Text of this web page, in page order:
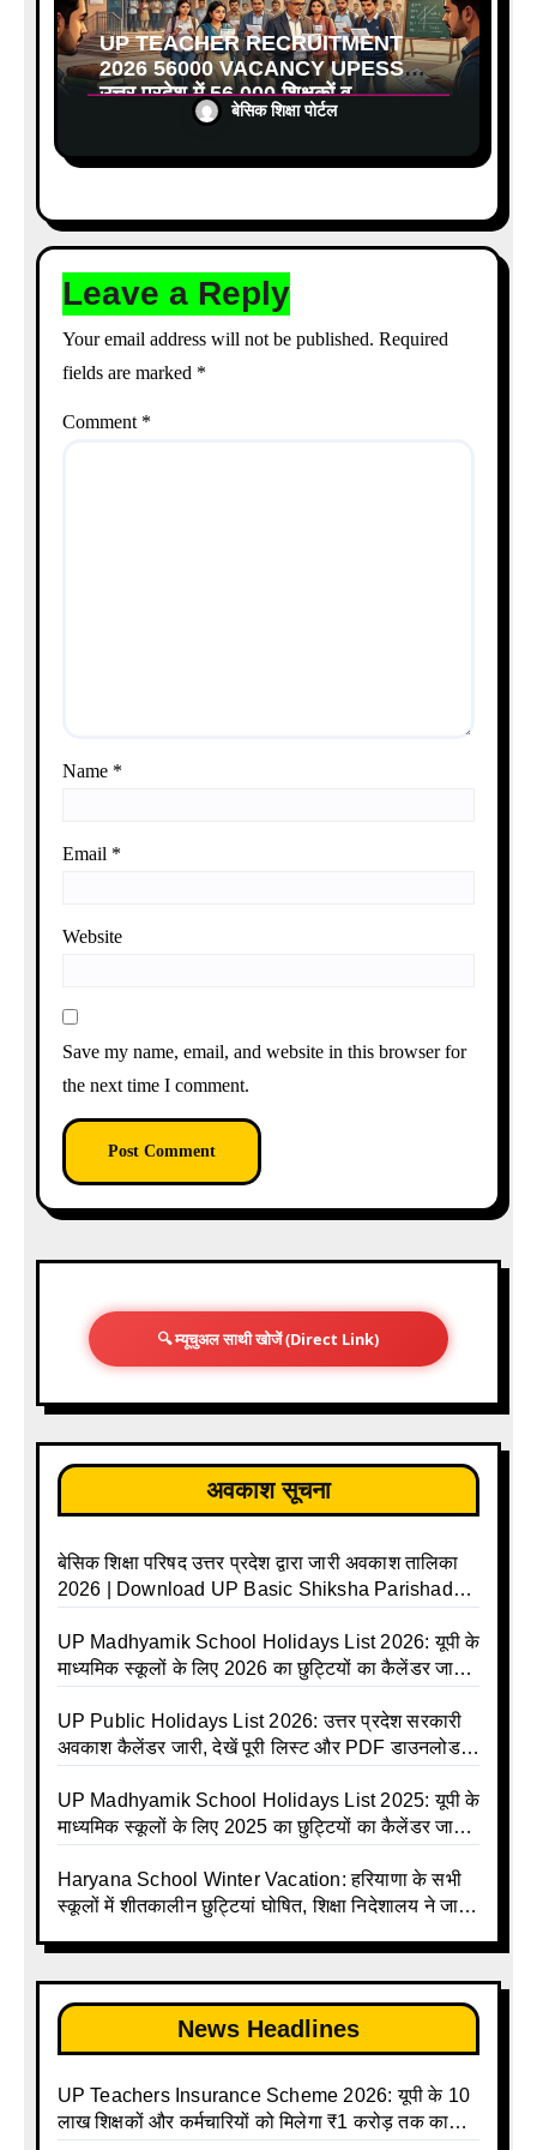
UP TEACHER RECRUITMENT
2026 56000 VACANCY UPESSC:
उत्तर प्रदेश में 56,000 शिक्षकों व
प्रधानाचार्यों की बंपर भर्ती की तैयारी, अगस्त
बेसिक शिक्षा पोर्टल
Leave a Reply
Your email address will not be published. Required
fields are marked *
Comment *
Name *
Email *
Website
Save my name, email, and website in this browser for
the next time I comment.
🔍 म्यूचुअल साथी खोजें (Direct Link)
अवकाश सूचना
बेसिक शिक्षा परिषद उत्तर प्रदेश द्वारा जारी अवकाश तालिका
2026 | Download UP Basic Shiksha Parishad
Basic School Avkash Talika UP 2026 | UP Basic
Shiksha Parishad Avkash Talika 2026 | UP
Calendar List 2026
UP Madhyamik School Holidays List 2026: यूपी के
माध्यमिक स्कूलों के लिए 2026 का छुट्टियों का कैलेंडर जारी |
UP Madhyamik Avkash Talika 2026 | UP
Madhyamik School avkash suchi | UP
Holiday Calendar | Madhyamik School Holidays
List 2026
UP Public Holidays List 2026: उत्तर प्रदेश सरकारी
अवकाश कैलेंडर जारी, देखें पूरी लिस्ट और PDF डाउनलोड
talika | Sarkari Avkash Talika | Up Holidays List |
Holidays Calendar
UP Madhyamik School Holidays List 2025: यूपी के
माध्यमिक स्कूलों के लिए 2025 का छुट्टियों का कैलेंडर जारी |
Up Madhyamik Avkash Talika 2025 | UP
Madhyamik School avkash suchi | UP
holiday calendar | Madhyamik School Holidays
List 2025
Haryana School Winter Vacation: हरियाणा के सभी
स्कूलों में शीतकालीन छुट्टियां घोषित, शिक्षा निदेशालय ने जारी
News Headlines
UP Teachers Insurance Scheme 2026: यूपी के 10
लाख शिक्षकों और कर्मचारियों को मिलेगा ₹1 करोड़ तक का